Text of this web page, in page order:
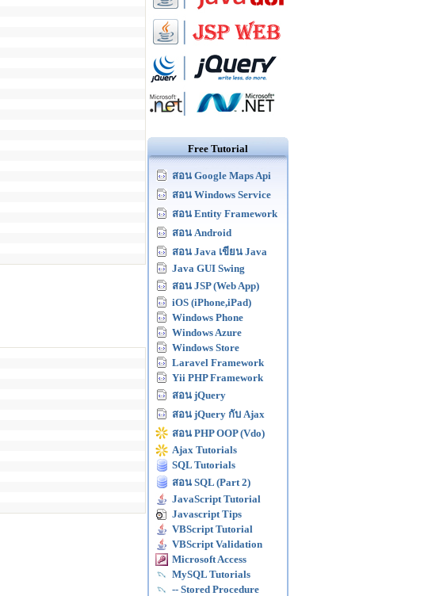
Free Tutorial
สอน Google Maps Api
สอน Windows Service
สอน Entity Framework
สอน Android
สอน Java เขียน Java
Java GUI Swing
สอน JSP (Web App)
iOS (iPhone,iPad)
Windows Phone
Windows Azure
Windows Store
Laravel Framework
Yii PHP Framework
สอน jQuery
สอน jQuery กับ Ajax
สอน PHP OOP (Vdo)
Ajax Tutorials
SQL Tutorials
สอน SQL (Part 2)
JavaScript Tutorial
Javascript Tips
VBScript Tutorial
VBScript Validation
Microsoft Access
MySQL Tutorials
-- Stored Procedure